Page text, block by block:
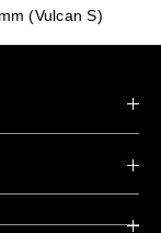
(Vulcan S)